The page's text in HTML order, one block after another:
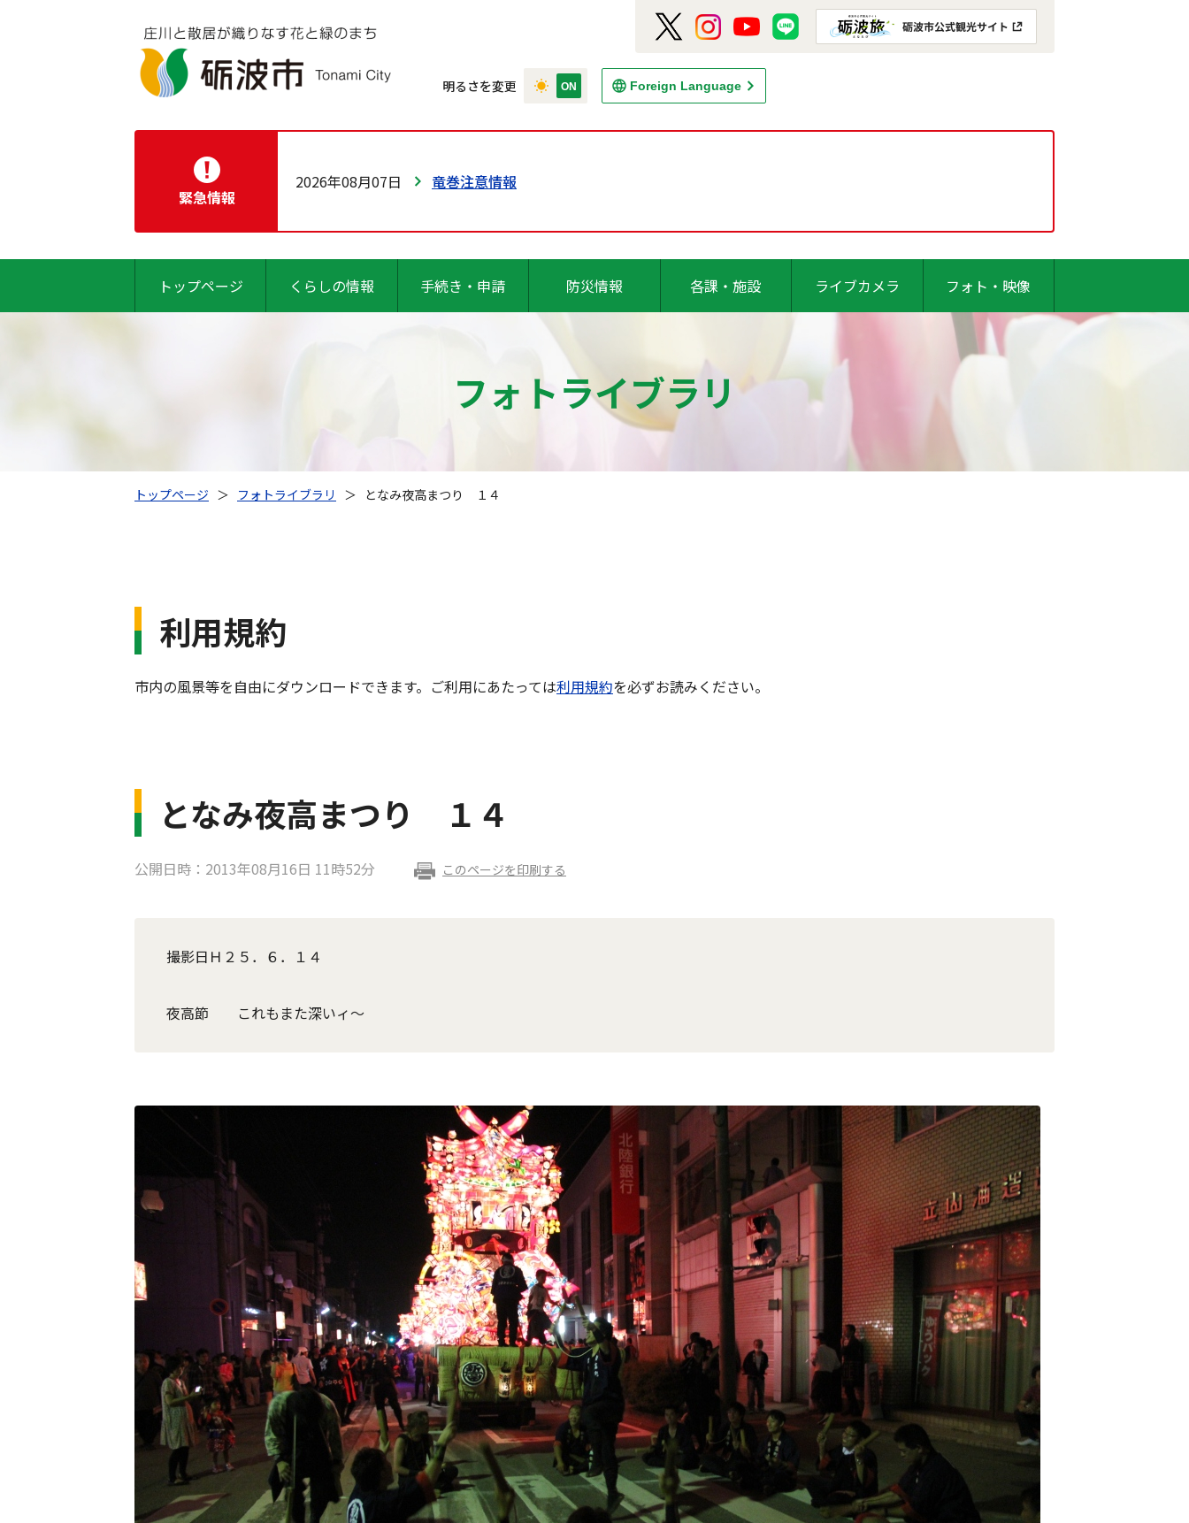
明るさを変更 Foreign Language
緊急情報
2026年08月07日 竜巻注意情報
トップページ くらしの情報 手続き・申請 防災情報 各課・施設 ライブカメラ フォト・映像
フォトライブラリ
トップページ ＞ フォトライブラリ ＞ となみ夜高まつり １４
利用規約
市内の風景等を自由にダウンロードできます。ご利用にあたっては利用規約を必ずお読みください。
となみ夜高まつり １４
公開日時：2013年08月16日 11時52分 このページを印刷する
撮影日Ｈ２５．６．１４
夜高節 これもまた深いィ～